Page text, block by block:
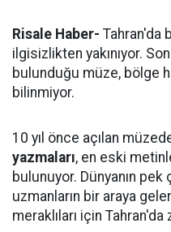
Risale Haber- Tahran'da
ilgisizlikten yakınıyor.
bulunduğu müze, bölge
bilinmiyor.
10 yıl önce açılan
yazmaları, en eski
bulunuyor. Dünyanın
uzmanların bir araya
meraklıları için